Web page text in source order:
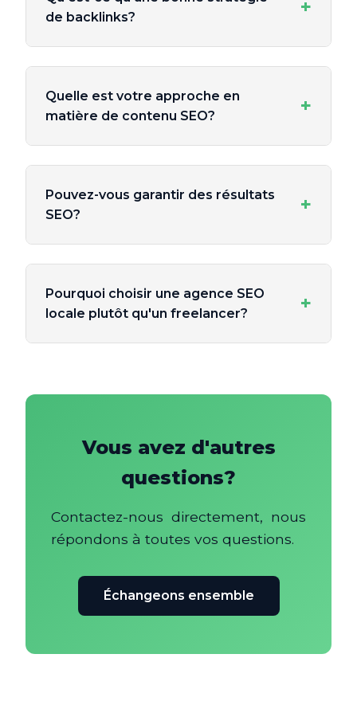
de backlinks?
+
Quelle est votre approche en
matière de contenu SEO?
+
Pouvez-vous garantir des résultats
SEO?
+
Pourquoi choisir une agence SEO
locale plutôt qu'un freelancer?
+
Vous avez d'autres
questions?
Contactez-nous directement, nous
répondons à toutes vos questions.
Échangeons ensemble